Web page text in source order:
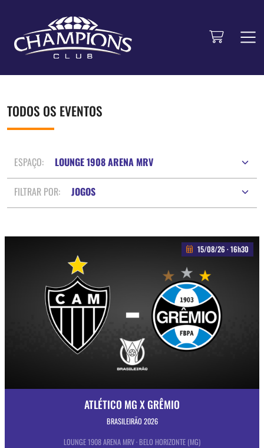
TODOS OS EVENTOS
ESPAÇO:
FILTRAR POR:
15/08/26 · 16h30
ATLÉTICO MG X GRÊMIO
BRASILEIRÃO 2026
LOUNGE 1908 ARENA MRV · BELO HORIZONTE (MG)